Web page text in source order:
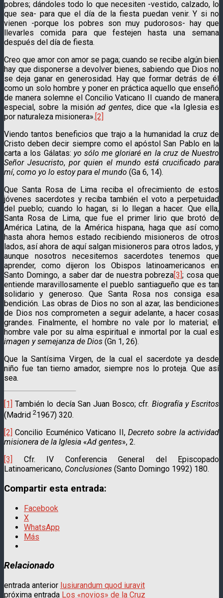
pobres; dándoles todo lo que necesiten -vestido, calzado, lo
que sea- para que el día de la fiesta puedan venir. Y si no
vienen -porque los pobres son muy pudorosos- hay que
llevarles comida para que festejen hasta una semana
después del día de fiesta.
Creo que amor con amor se paga; cuando se recibe algún bien
hay que disponerse a devolver bienes, sabiendo que Dios no
se deja ganar en generosidad. Hay que formar detrás de él
como un solo hombre y poner en práctica aquello que enseñó
de manera solemne el Concilio Vaticano II cuando de manera
especial, sobre la misión ad gentes, dice que «la Iglesia es
por naturaleza misionera».[2]
Viendo tantos beneficios que trajo a la humanidad la cruz de
Cristo deben decir siempre como el apóstol San Pablo en la
carta a los Gálatas: yo sólo me gloriaré en la cruzde Nuestro
Señor Jesucristo, por quien el mundo está crucificado para
mí, como yo lo estoy para el mundo (Ga 6, 14).
Que Santa Rosa de Lima reciba el ofrecimiento de estos
jóvenes sacerdotes y reciba también el voto a perpetuidad
del pueblo; cuando lo hagan, si lo llegan a hacer. Que ella,
Santa Rosa de Lima, que fue el primer lirio que brotó de
América Latina, de la América hispana, haga que así como
hasta ahora hemos estado recibiendo misioneros de otros
lados, así ahora de aquí salgan misioneros para otros lados, y
aunque nosotros necesitemos sacerdotes tenemos que
aprender, como dijeron los Obispos latinoamericanos en
Santo Domingo, a saber dar de nuestra pobreza[3]; cosa que
entiende maravillosamente el pueblo santiagueño que es tan
solidario y generoso. Que Santa Rosa nos consiga esa
bendición. Las obras de Dios no son al azar, las bendiciones
de Dios nos comprometen a seguir adelante, a hacer cosas
grandes. Finalmente, el hombre no vale por lo material; el
hombre vale por su alma espiritual e inmortal por la cual es
imagen y semejanza de Dios (Gn 1, 26).
Que la Santísima Virgen, de la cual el sacerdote ya desde
niño fue tan tierno amador, siempre nos lo proteja. Que así
sea.
[1] También lo decía San Juan Bosco; cfr. Biografía y Escritos
(Madrid 21967) 320.
[2] Concilio Ecuménico Vaticano II, Decreto sobre la actividad
misionera de la Iglesia «Ad gentes», 2.
[3]
Cfr. IV Conferencia General del Episcopado
Latinoamericano, Conclusiones (Santo Domingo 1992) 180.
Compartir esta entrada:
Facebook
X
WhatsApp
Más
Relacionado
entrada anterior Iusiurandum quod iuravit
próxima entrada Los «novios» de la Cruz